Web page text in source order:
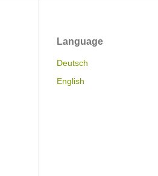
Language
Deutsch
English